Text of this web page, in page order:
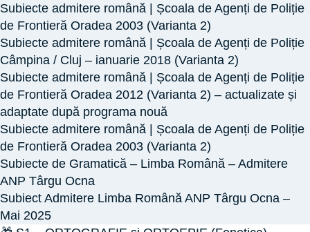
anii
trecuți
la
Academia
/
Școala
de
Poliție
/
Jandarmi
/
ANP
Subiecte admitere română | Școala de Agenți de Poliție
de Frontieră Oradea 2003 (Varianta 2)
Subiecte admitere română | Școala de Agenți de Poliție
Câmpina / Cluj – ianuarie 2018 (Varianta 2)
Subiecte admitere română | Școala de Agenți de Poliție
de Frontieră Oradea 2012 (Varianta 2) – actualizate și
adaptate după programa nouă
Subiecte admitere română | Școala de Agenți de Poliție
de Frontieră Oradea 2003 (Varianta 2)
Subiecte de Gramatică – Limba Română – Admitere
ANP Târgu Ocna
Subiect Admitere Limba Română ANP Târgu Ocna –
Mai 2025